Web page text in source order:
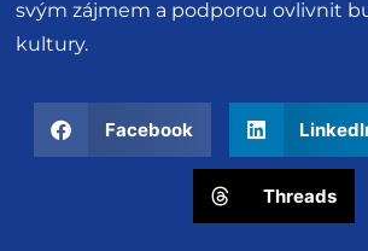
svým zájmem a podporou ovlivnit
kultury.
Facebook
Threads